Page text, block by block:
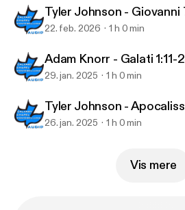
Podcast Audio
Tyler Johnson - Giovanni
22. feb. 2026 1 h 0 min
Adam Knorr - Galati 1:11-
29. jan. 2025 1 h 0 min
Tyler Johnson -
26. jan. 2025 1 h 0 min
Vis mere